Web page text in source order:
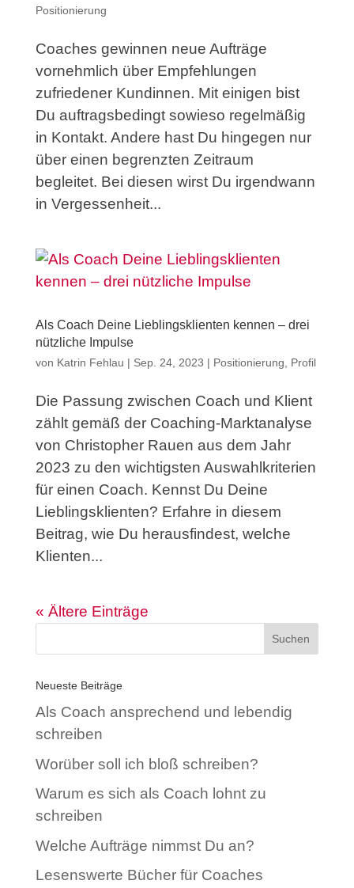
Positionierung
Coaches gewinnen neue Aufträge
vornehmlich über Empfehlungen
zufriedener Kundinnen. Mit einigen bist
Du auftragsbedingt sowieso regelmäßig
in Kontakt. Andere hast Du hingegen nur
über einen begrenzten Zeitraum
begleitet. Bei diesen wirst Du irgendwann
in Vergessenheit...
Als Coach Deine Lieblingsklienten kennen – drei
nützliche Impulse
von Katrin Fehlau | Sep. 24, 2023 | Positionierung Profil
Die Passung zwischen Coach und Klient
zählt gemäß der Coaching-Marktanalyse
von Christopher Rauen aus dem Jahr
2023 zu den wichtigsten Auswahlkriterien
für einen Coach. Kennst Du Deine
Lieblingsklienten? Erfahre in diesem
Beitrag, wie Du herausfindest, welche
Klienten...
« Ältere Einträge
Neueste Beiträge
Als Coach ansprechend und lebendig
schreiben
Worüber soll ich bloß schreiben?
Warum es sich als Coach lohnt zu
schreiben
Welche Aufträge nimmst Du an?
Lesenswerte Bücher für Coaches